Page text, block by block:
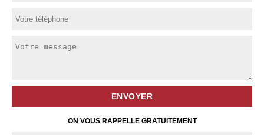
ON VOUS RAPPELLE GRATUITEMENT